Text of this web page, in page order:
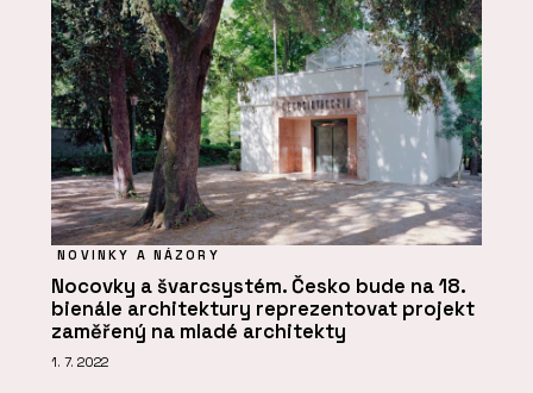
NOVINKY A NÁZORY
Nocovky a švarcsystém. Česko bude na 18.
bienále architektury reprezentovat projekt
zaměřený na mladé architekty
1. 7. 2022